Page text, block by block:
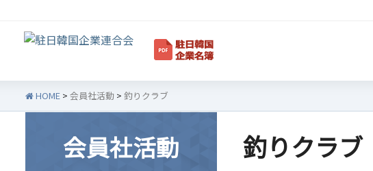
韓企連紹介 会員社加入・検索
HOME > 会員社活動 > 釣りクラブ
会員社活動 釣りクラブ